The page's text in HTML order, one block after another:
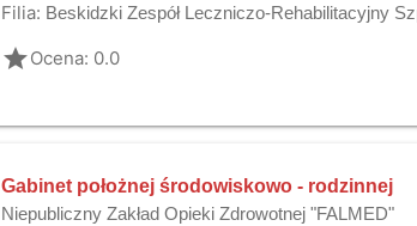
Filia: Beskidzki Zespół Leczniczo-Rehabilitacyjny
gradeOcena: 0.0
Gabinet położnej środowiskowo - rodzinnej
Niepubliczny Zakład Opieki Zdrowotnej "FALMED"